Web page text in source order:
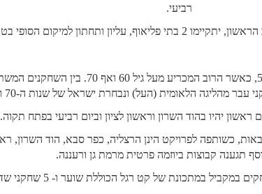
רביעי.
בליגה משחקים שחקנים החל מגיל 55, כאשר הרוב המכריע מעל גיל
עבר מהליגה הלאומית (העל) ונבחרת ישראל של שנות ה-70 וה-80.
יהיו בהוד השרון וראשון לציון וביום רביעי בפתח תקוה.
כשותפה לפרויקט הינן הרצליה, כפר סבא, הוד השרון,
תגענה קבוצות ביוזמה פרטית מרמת גן ורעננה.
במתכונת של קט רגל הכוללת שוער ו- 5 שחקני שדה.